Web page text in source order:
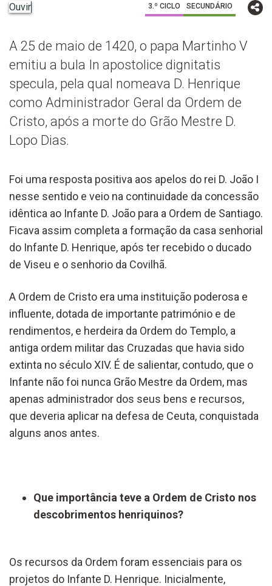
Ouvir 3.º CICLO SECUNDÁRIO
A 25 de maio de 1420, o papa Martinho V
emitiu a bula In apostolice dignitatis
specula, pela qual nomeava D. Henrique
como Administrador Geral da Ordem de
Cristo, após a morte do Grão Mestre D.
Lopo Dias.
Foi uma resposta positiva aos apelos do rei D. João I
nesse sentido e veio na continuidade da concessão
idêntica ao Infante D. João para a Ordem de Santiago.
Ficava assim completa a formação da casa senhorial
do Infante D. Henrique, após ter recebido o ducado
de Viseu e o senhorio da Covilhã.
A Ordem de Cristo era uma instituição poderosa e
influente, dotada de importante património e de
rendimentos, e herdeira da Ordem do Templo, a
antiga ordem militar das Cruzadas que havia sido
extinta no século XIV. É de salientar, contudo, que o
Infante não foi nunca Grão Mestre da Ordem, mas
apenas administrador dos seus bens e recursos,
que deveria aplicar na defesa de Ceuta, conquistada
alguns anos antes.
Que importância teve a Ordem de Cristo nos
descobrimentos henriquinos?
Os recursos da Ordem foram essenciais para os
projetos do Infante D. Henrique. Inicialmente,